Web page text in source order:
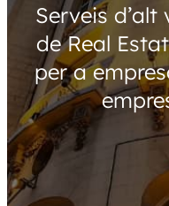
Serveis
de Real
per a